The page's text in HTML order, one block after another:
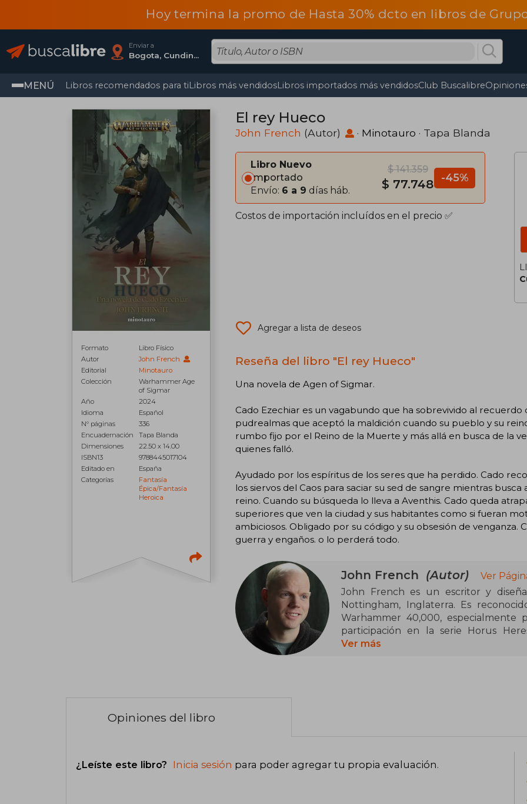
Hoy termina la promo de Hasta 30% dcto en libros de
Enviar a
Bogota, Cundinamarca
MENÚ Libros recomendados para tiLibros más vendidosLibros importados más vendidosClub Buscalibre
Formato
Libro Físico
Autor
John French
Editorial
Minotauro
Colección
Warhammer Age
of Sigmar
Año
2024
Idioma
Español
N° páginas
336
Encuadernación
Tapa Blanda
Dimensiones
22.50 x 14.00
ISBN13
9788445017104
Editado en
España
Categorías
Fantasía
Épica/fantasía
Heroica
El rey Hueco
John French (Autor) · Minotauro · Tapa Blanda
Libro Nuevo
Importado
Envío: 6 a 9 días háb.
$ 141.359
$ 77.748 -45%
Costos de importación incluídos en el precio ✅
Agregar a lista de deseos
Reseña del libro "El rey Hueco"
Una novela de Agen of Sigmar.
Cado Ezechiar es un vagabundo que ha sobrevivido al recuerdo
pudrealmas que aceptó la maldición cuando su pueblo y su
rumbo fijo por el Reino de la Muerte y más allá en busca de la
quienes falló.
Ayudado por los espíritus de los seres que ha perdido. Cado
los siervos del Caos para saciar su sed de sangre mientras
reino. Cuando su búsqueda lo lleva a Aventhis. Cado queda
superiores que ven la ciudad y sus habitantes como si fueran
ambiciosos. Obligado por su código y su obsesión de
guerra y engaños. o lo perderá todo.
John French (Autor)
Ver
John French es un escritor y
Nottingham, Inglaterra. Es
Warhammer 40,000,
participación en la serie Horus
Praetorian of Dorn, Slaves to
Stephen Henry. En 2018, recibió el
ciencia ficción, horror y narrativa
en la literatura contemporánea.
Ver más
Opiniones del libro
¿Leíste este libro? Inicia sesión para poder agregar tu propia evaluación.